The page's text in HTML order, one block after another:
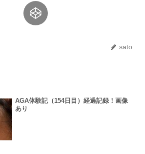
sato
AGA体験記（154日目）経過記録！画像
あり